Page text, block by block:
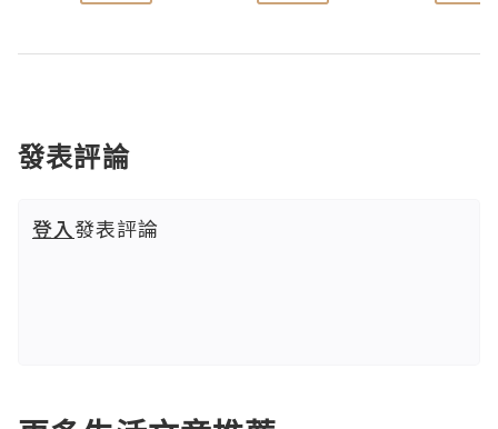
發表評論
登入發表評論